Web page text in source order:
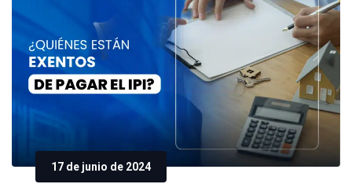
17 de junio de 2024